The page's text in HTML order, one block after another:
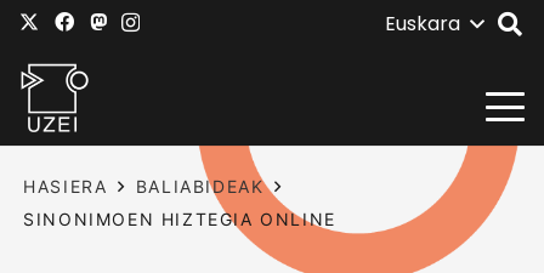
Euskara
HASIERA
BALIABIDEAK
SINONIMOEN HIZTEGIA ONLINE